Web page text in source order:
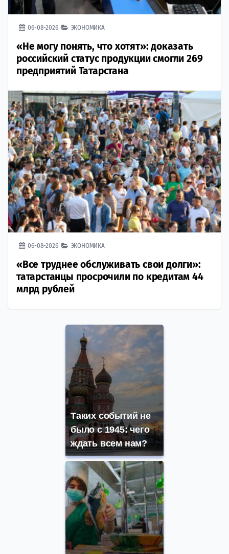
06-08-2026 ЭКОНОМИКА
«Не могу понять, что хотят»: доказать
российский статус продукции смогли 269
предприятий Татарстана
06-08-2026 ЭКОНОМИКА
«Все труднее обслуживать свои долги»:
татарстанцы просрочили по кредитам 44
млрд рублей
Таких событий не
было с 1945: чего
ждать всем нам?